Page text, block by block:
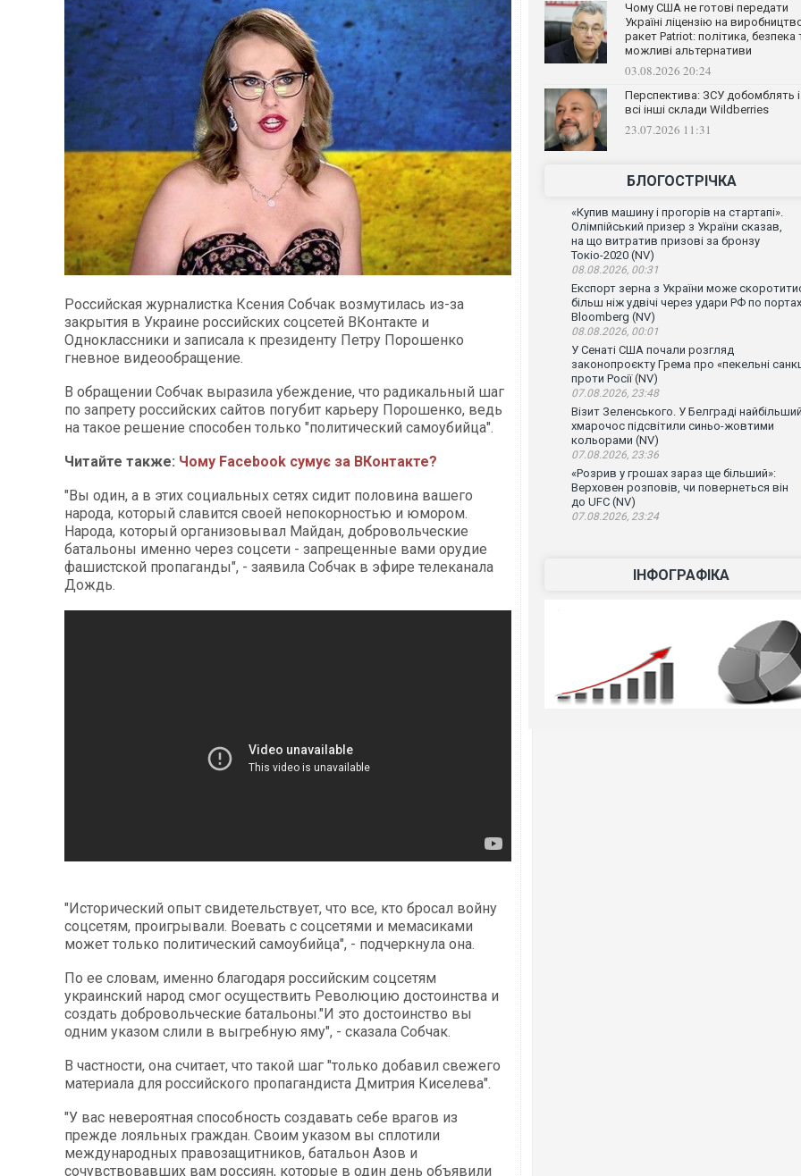
Российская журналистка Ксения Собчак возмутилась из-за
закрытия в Украине российских соцсетей ВКонтакте и
Одноклассники и записала к президенту Петру Порошенко
гневное видеообращение.
В обращении Собчак выразила убеждение, что радикальный шаг
по запрету российских сайтов погубит карьеру Порошенко, ведь
на такое решение способен только "политический самоубийца".
Читайте также: Чому Facebook сумує за ВКонтакте?
"Вы один, а в этих социальных сетях сидит половина вашего
народа, который славится своей непокорностью и юмором.
Народа, который организовывал Майдан, добровольческие
батальоны именно через соцсети - запрещенные вами орудие
фашистской пропаганды", - заявила Собчак в эфире телеканала
Дождь.
"Исторический опыт свидетельствует, что все, кто бросал войну
соцсетям, проигрывали. Воевать с соцсетями и мемасиками
может только политический самоубийца", - подчеркнула она.
По ее словам, именно благодаря российским соцсетям
украинский народ смог осуществить Революцию достоинства и
создать добровольческие батальоны."И это достоинство вы
одним указом слили в выгребную яму", - сказала Собчак.
В частности, она считает, что такой шаг "только добавил свежего
материала для российского пропагандиста Дмитрия Киселева".
"У вас невероятная способность создавать себе врагов из
прежде лояльных граждан. Своим указом вы сплотили
международных правозащитников, батальон Азов и
сочувствовавших вам россиян, которые в один день объявили
Чому США не готові передати
Україні ліцензію на
ракет Patriot: політика, безпека
можливі альтернативи
03.08.2026 20:24
Перспектива: ЗСУ добомблять і
всі інші склади Wildberries
23.07.2026 11:31
БЛОГОСТРІЧКА
«Купив машину і прогорів на стартапі».
Олімпійський призер з України сказав,
на що витратив призові за бронзу
Токіо-2020 (NV)
08.08.2026, 00:31
Експорт зерна з України може
більш ніж удвічі через удари РФ по
Bloomberg (NV)
08.08.2026, 00:01
У Сенаті США почали розгляд
законопроєкту Грема про «пекельні
проти Росії (NV)
07.08.2026, 23:48
Візит Зеленського. У Белграді найбільший
хмарочос підсвітили синьо-жовтими
кольорами (NV)
07.08.2026, 23:36
«Розрив у грошах зараз ще більший»:
Верховен розповів, чи повернеться він
до UFC (NV)
07.08.2026, 23:24
ІНФОГРАФІКА